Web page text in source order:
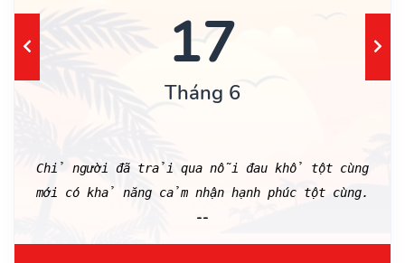
17
Tháng 6
Chỉ người đã trải qua nỗi đau khổ tột cùng
mới có khả năng cảm nhận hạnh phúc tột cùng.
--